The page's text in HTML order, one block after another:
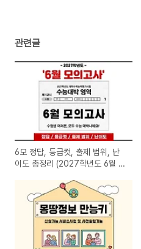
관련글
6모 정답, 등급컷, 출제 범위, 난
이도 총정리 (2027학년도 6월 모